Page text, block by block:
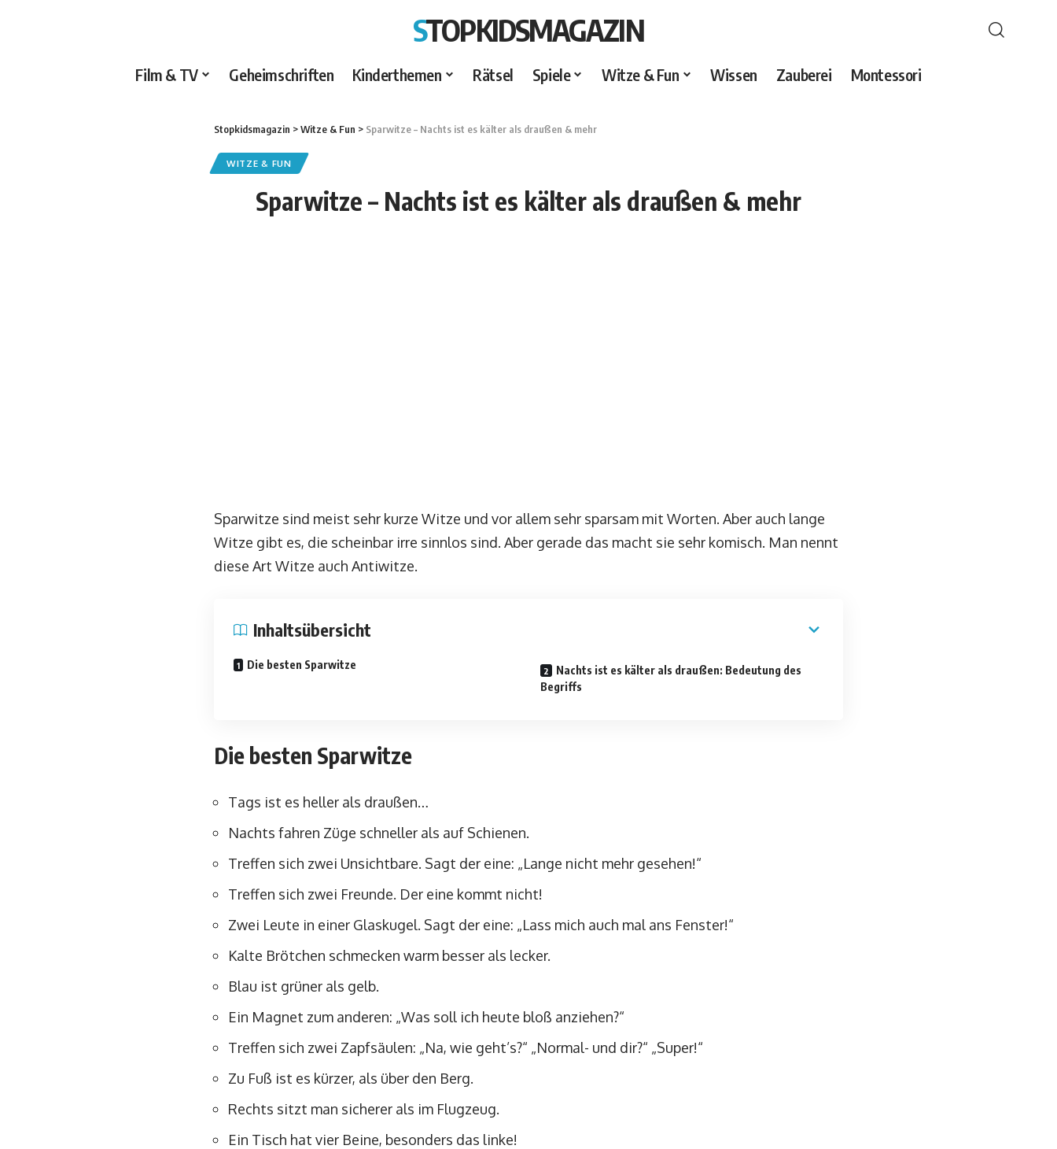
STOPKIDSMAGAZIN
Film & TV Geheimschriften Kinderthemen Rätsel Spiele Witze & Fun Wissen Zauberei Montessori
Stopkidsmagazin >Witze & Fun > Sparwitze – Nachts ist es kälter als draußen & mehr
WITZE & FUN
Sparwitze – Nachts ist es kälter als draußen & mehr
Sparwitze sind meist sehr kurze Witze und vor allem sehr sparsam mit Worten. Aber auch lange
Witze gibt es, die scheinbar irre sinnlos sind. Aber gerade das macht sie sehr komisch. Man nennt
diese Art Witze auch Antiwitze.
Inhaltsübersicht
Die besten Sparwitze
Nachts ist es kälter als draußen: Bedeutung des
Begriffs
Die besten Sparwitze
Tags ist es heller als draußen…
Nachts fahren Züge schneller als auf Schienen.
Treffen sich zwei Unsichtbare. Sagt der eine: „Lange nicht mehr gesehen!“
Treffen sich zwei Freunde. Der eine kommt nicht!
Zwei Leute in einer Glaskugel. Sagt der eine: „Lass mich auch mal ans Fenster!“
Kalte Brötchen schmecken warm besser als lecker.
Blau ist grüner als gelb.
Ein Magnet zum anderen: „Was soll ich heute bloß anziehen?“
Treffen sich zwei Zapfsäulen: „Na, wie geht’s?“ „Normal- und dir?“ „Super!“
Zu Fuß ist es kürzer, als über den Berg.
Rechts sitzt man sicherer als im Flugzeug.
Ein Tisch hat vier Beine, besonders das linke!